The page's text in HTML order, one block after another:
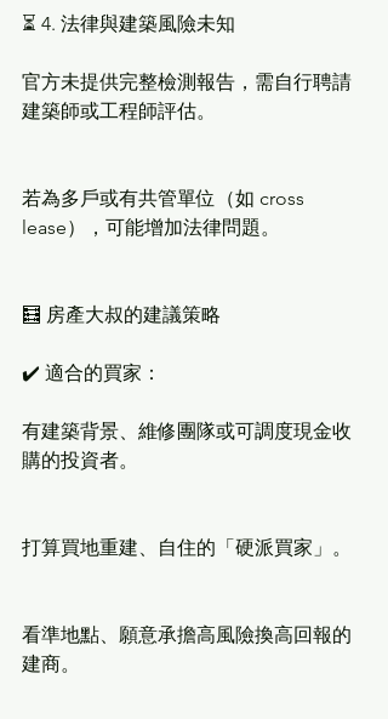
⏳ 4. 法律與建築風險未知
官方未提供完整檢測報告，需自行聘請
建築師或工程師評估。
若為多戶或有共管單位（如 cross
lease），可能增加法律問題。
🧮 房產大叔的建議策略
✔️ 適合的買家：
有建築背景、維修團隊或可調度現金收
購的投資者。
打算買地重建、自住的「硬派買家」。
看準地點、願意承擔高風險換高回報的
建商。